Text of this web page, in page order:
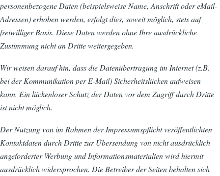
personenbezogene Daten (beispielsweise Name, Anschrift oder eMail-
Adressen) erhoben werden, erfolgt dies, soweit möglich, stets auf
freiwilliger Basis. Diese Daten werden ohne Ihre ausdrückliche
Zustimmung nicht an Dritte weitergegeben.
Wir weisen darauf hin, dass die Datenübertragung im Internet (z.B.
bei der Kommunikation per E-Mail) Sicherheitslücken aufweisen
kann. Ein lückenloser Schutz der Daten vor dem Zugriff durch Dritte
ist nicht möglich.
Der Nutzung von im Rahmen der Impressumspflicht veröffentlichten
Kontaktdaten durch Dritte zur Übersendung von nicht ausdrücklich
angeforderter Werbung und Informationsmaterialien wird hiermit
ausdrücklich widersprochen. Die Betreiber der Seiten behalten sich